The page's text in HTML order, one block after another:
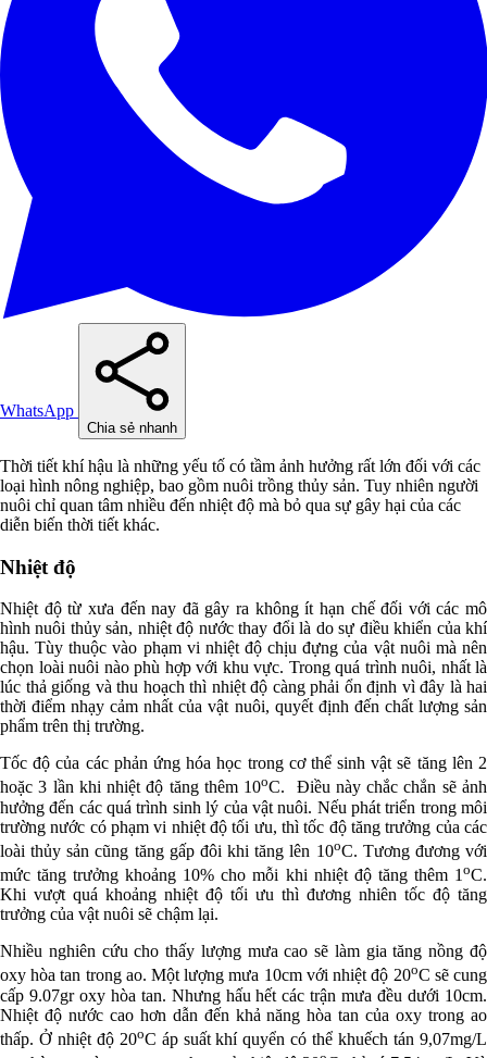
WhatsApp
Chia sẻ nhanh
Thời tiết khí hậu là những yếu tố có tầm ảnh hưởng rất lớn đối với các
loại hình nông nghiệp, bao gồm nuôi trồng thủy sản. Tuy nhiên người
nuôi chỉ quan tâm nhiều đến nhiệt độ mà bỏ qua sự gây hại của các
diễn biến thời tiết khác.
Nhiệt độ
Nhiệt độ từ xưa đến nay đã gây ra không ít hạn chế đối với các mô
hình nuôi thủy sản, nhiệt độ nước thay đổi là do sự điều khiển của khí
hậu. Tùy thuộc vào phạm vi nhiệt độ chịu đựng của vật nuôi mà nên
chọn loài nuôi nào phù hợp với khu vực. Trong quá trình nuôi, nhất là
lúc thả giống và thu hoạch thì nhiệt độ càng phải ổn định vì đây là hai
thời điểm nhạy cảm nhất của vật nuôi, quyết định đến chất lượng sản
phẩm trên thị trường.
Tốc độ của các phản ứng hóa học trong cơ thể sinh vật sẽ tăng lên 2
hoặc 3 lần khi nhiệt độ tăng thêm 10oC. Điều này chắc chắn sẽ ảnh
hưởng đến các quá trình sinh lý của vật nuôi. Nếu phát triển trong môi
trường nước có phạm vi nhiệt độ tối ưu, thì tốc độ tăng trưởng của các
loài thủy sản cũng tăng gấp đôi khi tăng lên 10oC. Tương đương với
mức tăng trưởng khoảng 10% cho mỗi khi nhiệt độ tăng thêm 1 oC.
Khi vượt quá khoảng nhiệt độ tối ưu thì đương nhiên tốc độ tăng
trưởng của vật nuôi sẽ chậm lại.
Nhiều nghiên cứu cho thấy lượng mưa cao sẽ làm gia tăng nồng độ
oxy hòa tan trong ao. Một lượng mưa 10cm với nhiệt độ 20oC sẽ cung
cấp 9.07gr oxy hòa tan. Nhưng hấu hết các trận mưa đều dưới 10cm.
Nhiệt độ nước cao hơn dẫn đến khả năng hòa tan của oxy trong ao
thấp. Ở nhiệt độ 20oC áp suất khí quyển có thể khuếch tán 9,07mg/L